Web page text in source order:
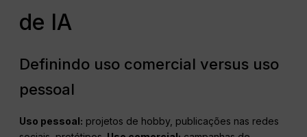
de IA
Definindo uso comercial versus uso
pessoal
Uso pessoal: projetos de hobby, publicações nas redes